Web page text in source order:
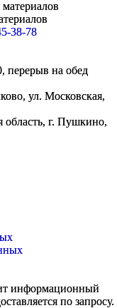
38-78
перерыв на обед
ул. Московская,
область, г. Пушкино,
информационный
по запросу.